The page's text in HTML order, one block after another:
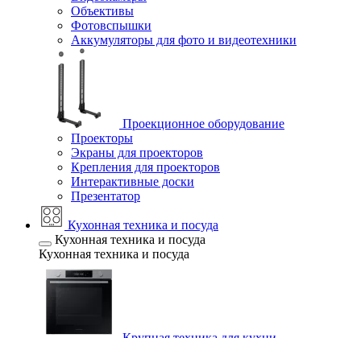
Объективы
Фотовспышки
Аккумуляторы для фото и видеотехники
Проекционное оборудование
Проекторы
Экраны для проекторов
Крепления для проекторов
Интерактивные доски
Презентатор
Кухонная техника и посуда
Кухонная техника и посуда
Кухонная техника и посуда